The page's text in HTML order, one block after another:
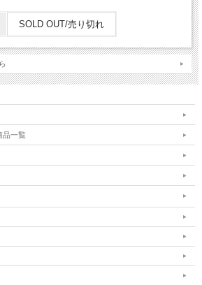
SOLD OUT/売り切れ
品一覧